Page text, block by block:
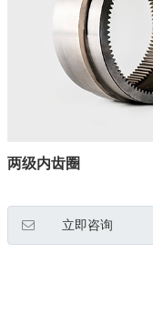
两级内齿圈
立即咨询